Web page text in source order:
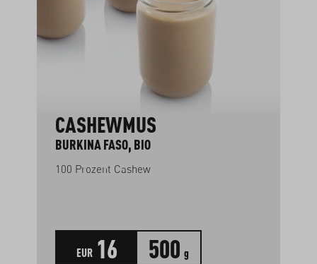
CASHEWMUS
BURKINA FASO, BIO
100 Prozent Cashew
EUR 16 500 g